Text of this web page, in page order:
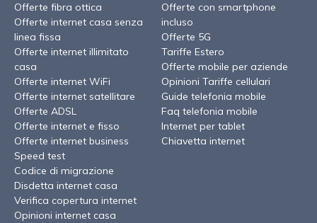
Offerte fibra ottica
Offerte internet casa senza
linea fissa
Offerte internet illimitato
casa
Offerte internet WiFi
Offerte internet satellitare
Offerte ADSL
Offerte internet e fisso
Offerte internet business
Speed test
Codice di migrazione
Disdetta internet casa
Verifica copertura internet
Opinioni internet casa
Offerte con smartphone
incluso
Offerte 5G
Tariffe Estero
Offerte mobile per aziende
Opinioni Tariffe cellulari
Guide telefonia mobile
Faq telefonia mobile
Internet per tablet
Chiavetta internet